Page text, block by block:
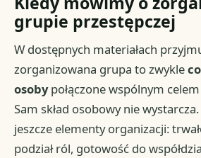
grupie przestępczej
W dostępnych materiałach
zorganizowana grupa to zwykle
osobypołączone wspólnym
Sam skład osobowy nie
jeszcze elementy organizacji:
podział ról, gotowość do